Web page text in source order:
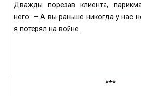
Дважды порезав клиента,
него: — А вы раньше никогда у нас
я потерял на войне.
***